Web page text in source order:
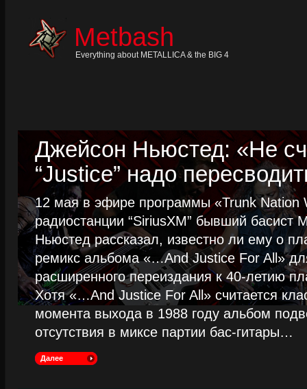
Metbash
Everything about METALLICA & the BIG 4
Джейсон Ньюстед: «Не
“Justice” надо
12 мая в эфире программы «Trunk Nation
радиостанции “SiriusXM” бывший басист
Ньюстед рассказал, известно ли ему о
ремикс альбома «…And Justice For All»
расширенного переиздания к 40-летию
Хотя «…And Justice For All» считается
момента выхода в 1988 году альбом
отсутствия в миксе партии бас-гитары…
Далее